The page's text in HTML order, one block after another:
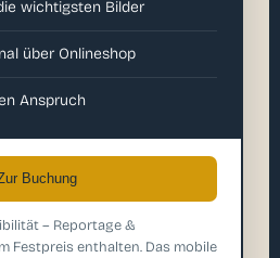
wichtigsten Bilder
über Onlineshop
Anspruch
Buchung
– Reportage &
Festpreis enthalten. Das mobile